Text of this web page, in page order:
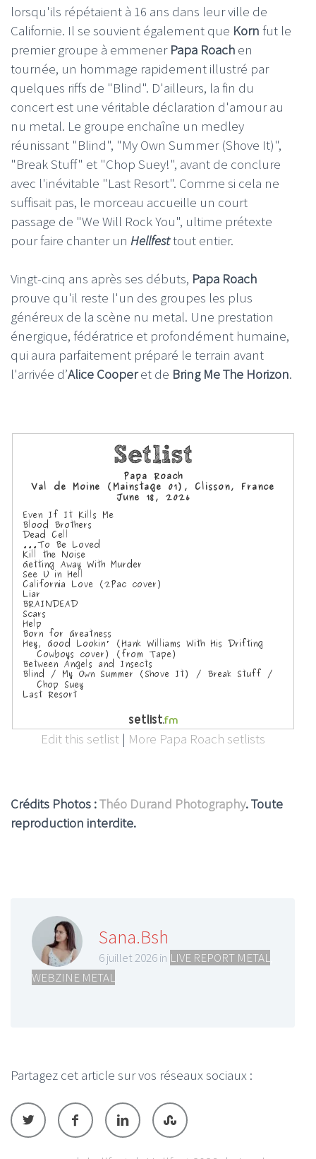
lorsqu'ils répétaient à 16 ans dans leur ville de
Californie. Il se souvient également que Korn fut le
premier groupe à emmener Papa Roach en
tournée, un hommage rapidement illustré par
quelques riffs de "Blind". D'ailleurs, la fin du
concert est une véritable déclaration d'amour au
nu metal. Le groupe enchaîne un medley
réunissant "Blind", "My Own Summer (Shove It)",
"Break Stuff" et "Chop Suey!", avant de conclure
avec l'inévitable "Last Resort". Comme si cela ne
suffisait pas, le morceau accueille un court
passage de "We Will Rock You", ultime prétexte
pour faire chanter un Hellfesttout entier.
Vingt-cinq ans après ses débuts, Papa Roach
prouve qu'il reste l'un des groupes les plus
généreux de la scène nu metal. Une prestation
énergique, fédératrice et profondément humaine,
qui aura parfaitement préparé le terrain avant
l'arrivée d’Alice Cooperet de Bring Me The Horizon.
Edit this setlist| More Papa Roach setlists
Crédits Photos :Théo Durand Photography. Toute
reproduction interdite.
Sana.Bsh
6 juillet 2026 in LIVE REPORT METAL
WEBZINE METAL
Partagez cet article sur vos réseaux sociaux :